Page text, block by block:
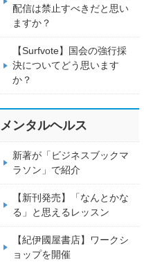
配信は禁止すべきだと思い
ますか？
【Surfvote】国会の強行採
決についてどう思います
か？
メンタルヘルス
新著が「ビジネスブックマ
ラソン」で紹介
【新刊発売】「なんとかな
る」と思えるレッスン
【紀伊國屋書店】ワークシ
ョップを開催